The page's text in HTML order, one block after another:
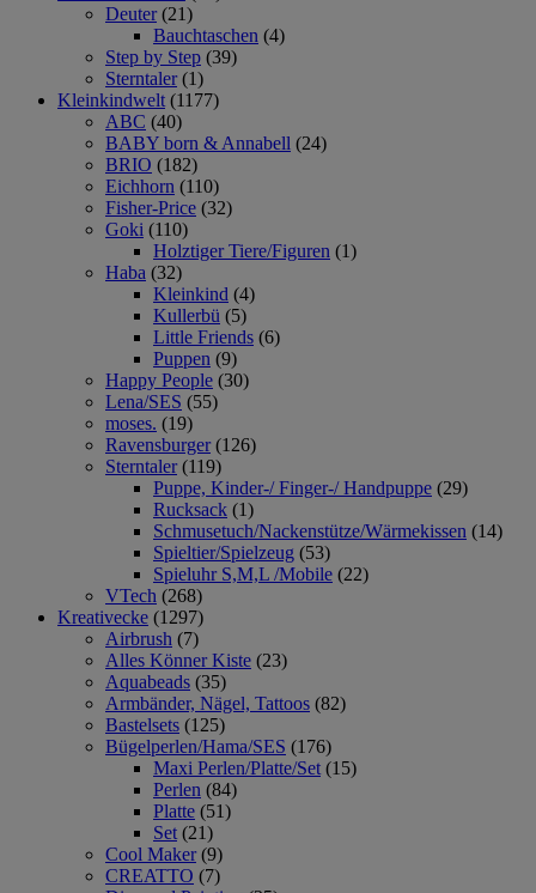
Deuter (21)
Bauchtaschen (4)
Step by Step (39)
Sterntaler (1)
Kleinkindwelt (1177)
ABC (40)
BABY born & Annabell (24)
BRIO (182)
Eichhorn (110)
Fisher-Price (32)
Goki (110)
Holztiger Tiere/Figuren (1)
Haba (32)
Kleinkind (4)
Kullerbü (5)
Little Friends (6)
Puppen (9)
Happy People (30)
Lena/SES (55)
moses. (19)
Ravensburger (126)
Sterntaler (119)
Puppe, Kinder-/ Finger-/ Handpuppe (29)
Rucksack (1)
Schmusetuch/Nackenstütze/Wärmekissen (14)
Spieltier/Spielzeug (53)
Spieluhr S,M,L /Mobile (22)
VTech (268)
Kreativecke (1297)
Airbrush (7)
Alles Könner Kiste (23)
Aquabeads (35)
Armbänder, Nägel, Tattoos (82)
Bastelsets (125)
Bügelperlen/Hama/SES (176)
Maxi Perlen/Platte/Set (15)
Perlen (84)
Platte (51)
Set (21)
Cool Maker (9)
CREATTO (7)